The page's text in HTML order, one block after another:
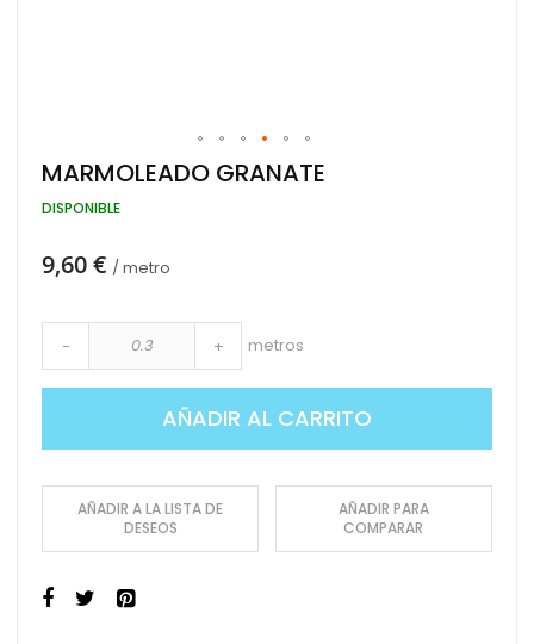
Saltar
al
comienzo
galería
MARMOLEADO GRANATE
DISPONIBLE
9,60 € / metro
- + metros
AÑADIR AL CARRITO
AÑADIR A LA LISTA DE
DESEOS
AÑADIR PARA
COMPARAR